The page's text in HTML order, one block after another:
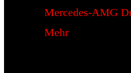
Mercedes-AMG
Mehr